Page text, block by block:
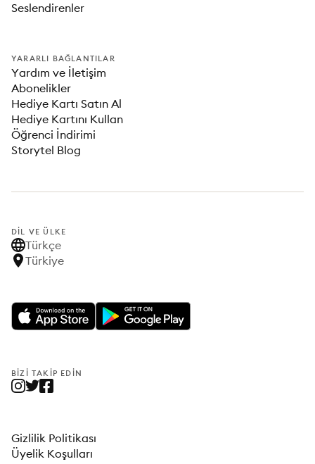
Seslendirenler
YARARLI BAĞLANTILAR
Yardım ve İletişim
Abonelikler
Hediye Kartı Satın Al
Hediye Kartını Kullan
Öğrenci İndirimi
Storytel Blog
DIL VE ÜLKE
Türkçe
Türkiye
BIZI TAKIP EDIN
Gizlilik Politikası
Üyelik Koşulları